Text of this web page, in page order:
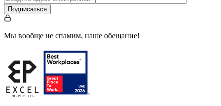
Подписаться
Мы вообще не спамим, наше обещание!